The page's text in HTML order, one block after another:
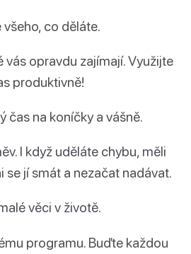
co děláte.
vás opravdu zajímají. Využijte
produktivně!
čas na koníčky a vášně.
I když uděláte chybu, měli
se jí smát a nezačat nadávat.
věci v životě.
programu. Buďte každou